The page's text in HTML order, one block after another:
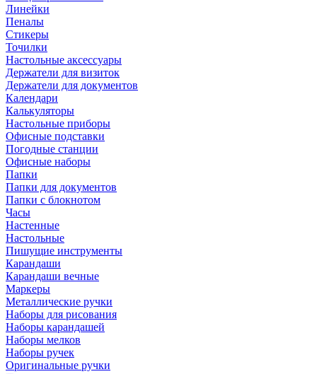
Линейки
Пеналы
Стикеры
Точилки
Настольные аксессуары
Держатели для визиток
Держатели для документов
Календари
Калькуляторы
Настольные приборы
Офисные подставки
Погодные станции
Офисные наборы
Папки
Папки для документов
Папки с блокнотом
Часы
Настенные
Настольные
Пишущие инструменты
Карандаши
Карандаши вечные
Маркеры
Металлические ручки
Наборы для рисования
Наборы карандашей
Наборы мелков
Наборы ручек
Оригинальные ручки